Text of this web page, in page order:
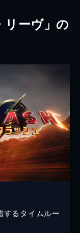
リーヴ」の
するタイムルー